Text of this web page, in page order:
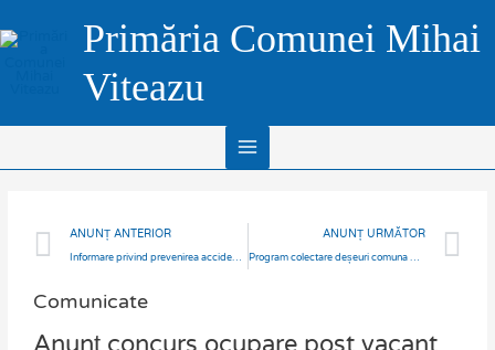
to
Primăria Comunei Mihai
Viteazu
Menu
Prev
ANUNȚ ANTERIOR
Informare privind prevenirea accidentelor rutiere
ANUNȚ URMĂTOR
Program colectare deșeuri comuna Mihai Viteazu, Octombrie-Decembrie 2025
Comunicate